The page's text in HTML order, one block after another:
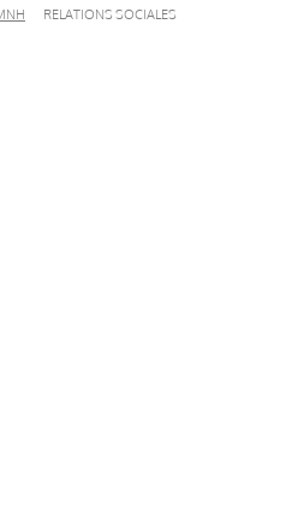
RELATIONS SOCIALES